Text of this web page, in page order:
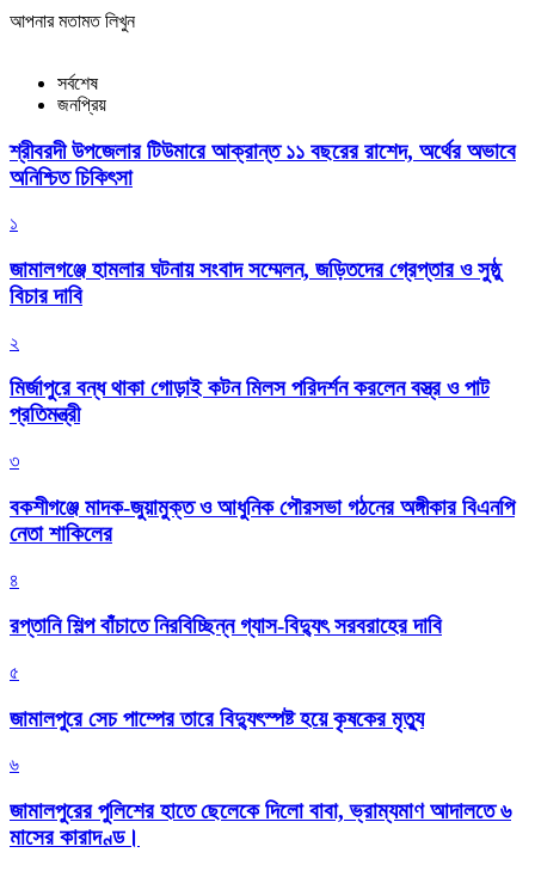
আপনার মতামত লিখুন
সর্বশেষ
জনপ্রিয়
শ্রীবরদী উপজেলার টিউমারে আক্রান্ত ১১ বছরের রাশেদ, অর্থের অভাবে
অনিশ্চিত চিকিৎসা
১
জামালগঞ্জে হামলার ঘটনায় সংবাদ সম্মেলন, জড়িতদের গ্রেপ্তার ও সুষ্ঠু
বিচার দাবি
২
মির্জাপুরে বন্ধ থাকা গোড়াই কটন মিলস পরিদর্শন করলেন বস্ত্র ও পাট
প্রতিমন্ত্রী
৩
বকশীগঞ্জে মাদক-জুয়ামুক্ত ও আধুনিক পৌরসভা গঠনের অঙ্গীকার বিএনপি
নেতা শাকিলের
৪
রপ্তানি শিল্প বাঁচাতে নিরবিচ্ছিন্ন গ্যাস-বিদ্যুৎ সরবরাহের দাবি
৫
জামালপুরে সেচ পাম্পের তারে বিদ্যুৎস্পষ্ট হয়ে কৃষকের মৃত্যু
৬
জামালপুরের পুলিশের হাতে ছেলেকে দিলো বাবা, ভ্রাম্যমাণ আদালতে ৬
মাসের কারাদণ্ড।